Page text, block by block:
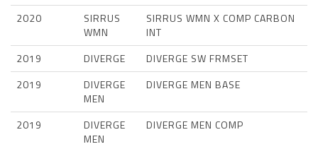
2020
SIRRUS
WMN
SIRRUS WMN X COMP CARBON
INT
2019
DIVERGE
DIVERGE SW FRMSET
2019
DIVERGE
MEN
DIVERGE MEN BASE
2019
DIVERGE
MEN
DIVERGE MEN COMP